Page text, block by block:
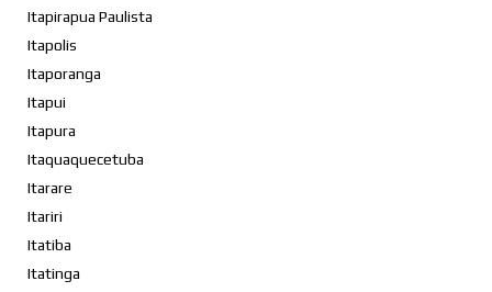
Itapirapua Paulista
Itapolis
Itaporanga
Itapui
Itapura
Itaquaquecetuba
Itarare
Itariri
Itatiba
Itatinga